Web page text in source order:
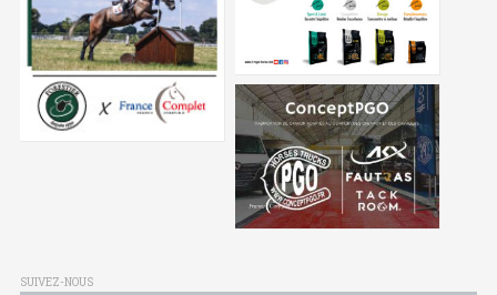
SUIVEZ-NOUS